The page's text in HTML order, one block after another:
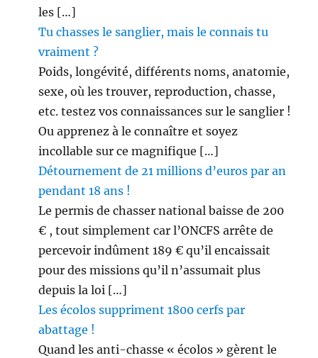
les […]
Tu chasses le sanglier, mais le connais tu
vraiment ?
Poids, longévité, différents noms, anatomie,
sexe, où les trouver, reproduction, chasse,
etc. testez vos connaissances sur le sanglier !
Ou apprenez à le connaître et soyez
incollable sur ce magnifique […]
Détournement de 21 millions d’euros par an
pendant 18 ans !
Le permis de chasser national baisse de 200
€ , tout simplement car l’ONCFS arrête de
percevoir indûment 189 € qu’il encaissait
pour des missions qu’il n’assumait plus
depuis la loi […]
Les écolos suppriment 1800 cerfs par
abattage !
Quand les anti-chasse « écolos » gèrent le